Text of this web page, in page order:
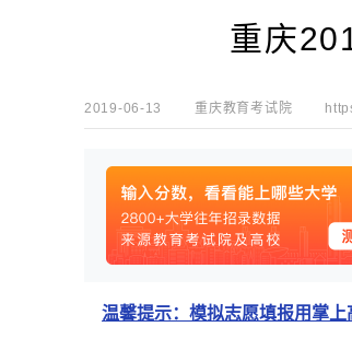
重庆
2019-06-13 重庆教育考试院
温馨提示：模拟志愿填报用掌上